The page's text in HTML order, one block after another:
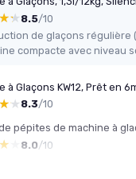
8.5/10
8.3/10
8.0/10